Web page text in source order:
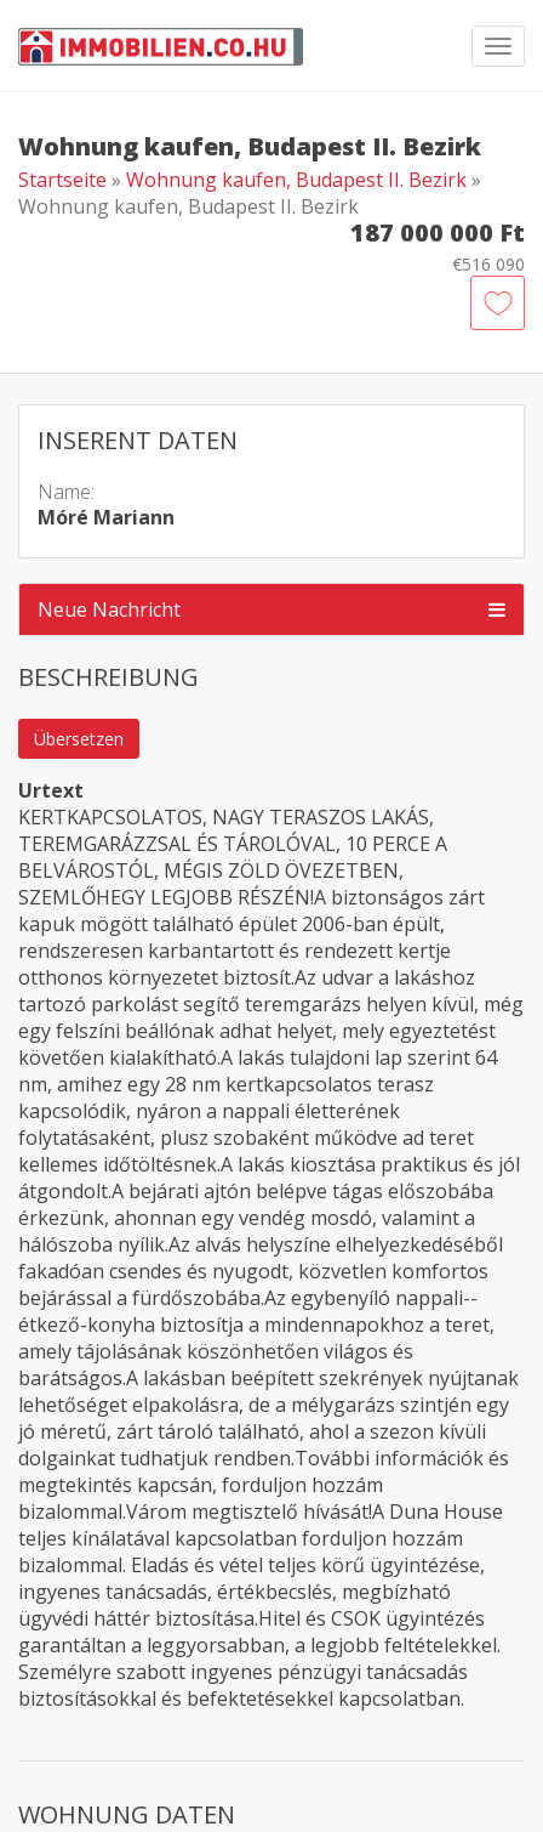
Wohnung kaufen, Budapest II. Bezirk
Startseite » Wohnung kaufen, Budapest II. Bezirk»
Wohnung kaufen, Budapest II. Bezirk
187 000 000 Ft
€516 090
INSERENT DATEN
Name:
Móré Mariann
Neue Nachricht
BESCHREIBUNG
Übersetzen
Urtext
KERTKAPCSOLATOS, NAGY TERASZOS LAKÁS,
TEREMGARÁZZSAL ÉS TÁROLÓVAL, 10 PERCE A
BELVÁROSTÓL, MÉGIS ZÖLD ÖVEZETBEN,
SZEMLŐHEGY LEGJOBB RÉSZÉN!A biztonságos zárt
kapuk mögött található épület 2006-ban épült,
rendszeresen karbantartott és rendezett kertje
otthonos környezetet biztosít.Az udvar a lakáshoz
tartozó parkolást segítő teremgarázs helyen kívül, még
egy felszíni beállónak adhat helyet, mely egyeztetést
követően kialakítható.A lakás tulajdoni lap szerint 64
nm, amihez egy 28 nm kertkapcsolatos terasz
kapcsolódik, nyáron a nappali életterének
folytatásaként, plusz szobaként működve ad teret
kellemes időtöltésnek.A lakás kiosztása praktikus és jól
átgondolt.A bejárati ajtón belépve tágas előszobába
érkezünk, ahonnan egy vendég mosdó, valamint a
hálószoba nyílik.Az alvás helyszíne elhelyezkedéséből
fakadóan csendes és nyugodt, közvetlen komfortos
bejárással a fürdőszobába.Az egybenyíló nappali--
étkező-konyha biztosítja a mindennapokhoz a teret,
amely tájolásának köszönhetően világos és
barátságos.A lakásban beépített szekrények nyújtanak
lehetőséget elpakolásra, de a mélygarázs szintjén egy
jó méretű, zárt tároló található, ahol a szezon kívüli
dolgainkat tudhatjuk rendben.További információk és
megtekintés kapcsán, forduljon hozzám
bizalommal.Várom megtisztelő hívását!A Duna House
teljes kínálatával kapcsolatban forduljon hozzám
bizalommal. Eladás és vétel teljes körű ügyintézése,
ingyenes tanácsadás, értékbecslés, megbízható
ügyvédi háttér biztosítása.Hitel és CSOK ügyintézés
garantáltan a leggyorsabban, a legjobb feltételekkel.
Személyre szabott ingyenes pénzügyi tanácsadás
biztosításokkal és befektetésekkel kapcsolatban.
WOHNUNG DATEN